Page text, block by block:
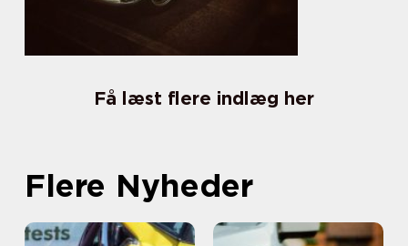
Få læst flere indlæg her
Flere Nyheder